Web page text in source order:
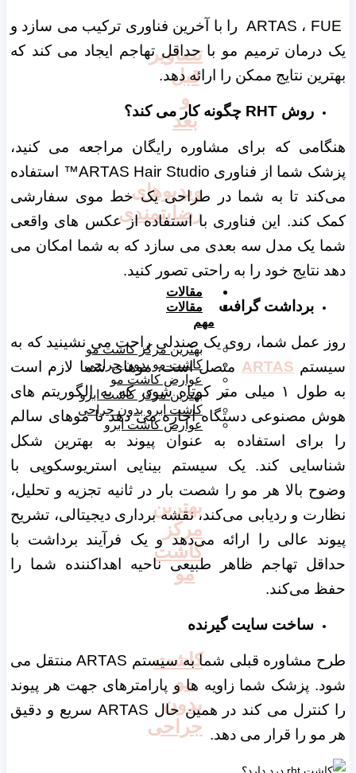
تصاویر
قبل
و
بعد
ویدیوهای
رضایتمندی
مقالات
مقالات
مهم
بهترین مرکز کاشت مو
کاشت مو بدون جراحی
عوارض کاشت مو
بهترین مرکز کاشت ابرو
کاشت ابرو بدون جراحی
عوارض کاشت ابرو
بهترین
مرکز
کاشت
مو
کاشت
مو
بدون
جراحی
ARTAS ، FUE را با آخرین فناوری ترکیب می سازد و
یک درمان ترمیم مو با حداقل تهاجم ایجاد می کند که
بهترین نتایج ممکن را ارائه دهد.
روش RHT چگونه کار می کند؟
هنگامی که برای مشاوره رایگان مراجعه می کنید،
پزشک شما از فناوری ARTAS Hair Studio™ استفاده
می‌کند تا به شما در طراحی یک خط موی سفارشی
کمک کند. این فناوری با استفاده از عکس های واقعی
شما یک مدل سه بعدی می سازد که به شما امکان می
دهد نتایج خود را به راحتی تصور کنید.
برداشت گرافت
روز عمل شما، روی یک صندلی راحت می نشینید که به
سیستم ARTAS متصل است. موهای شما لازم است
به طول ۱ میلی متر کوتاه شود، که به الگوریتم های
هوش مصنوعی دستگاه اجازه می دهد تا موهای سالم
را برای استفاده به عنوان پیوند به بهترین شکل
شناسایی کند. یک سیستم بینایی استریوسکوپی با
وضوح بالا هر مو را شصت بار در ثانیه تجزیه و تحلیل،
نظارت و ردیابی می‌کند، نقشه ‌برداری دیجیتالی، تشریح
پیوند عالی را ارائه می‌دهد و یک فرآیند برداشت با
حداقل تهاجم ظاهر طبیعی ناحیه اهداکننده شما را
حفظ می‌کند.
ساخت سایت گیرنده
طرح مشاوره قبلی شما به سیستم ARTAS منتقل می
شود. پزشک شما زاویه ها و پارامترهای جهت هر پیوند
را کنترل می کند در همین حال ARTAS سریع و دقیق
هر مو را قرار می دهد.